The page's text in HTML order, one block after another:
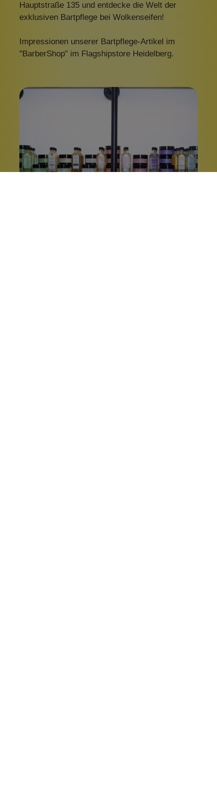
Hauptstraße 135 und entdecke die Welt der
exklusiven Bartpflege bei Wolkenseifen!
Impressionen unserer Bartpflege-Artikel im
"BarberShop" im Flagshipstore Heidelberg.